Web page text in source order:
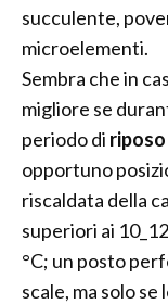
succulente,
microelementi.
Sembra che in
migliore se
periodo di
opportuno
riscaldata della
superiori ai
°C; un posto
scale, ma solo